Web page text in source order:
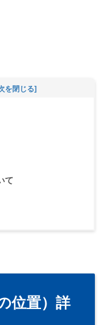
て
位置）詳